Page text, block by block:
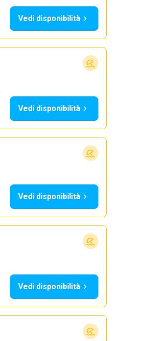
Vedi disponibilità
Vedi disponibilità
Vedi disponibilità
Vedi disponibilità